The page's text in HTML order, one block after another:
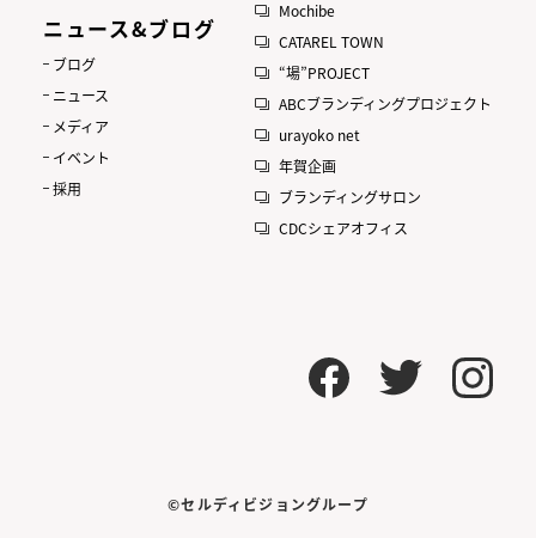
ニュース&ブログ
ブログ
ニュース
メディア
イベント
採用
Mochibe
CATAREL TOWN
“場”PROJECT
ABCブランディングプロジェクト
urayoko net
年賀企画
ブランディングサロン
CDCシェアオフィス
©セルディビジョングループ